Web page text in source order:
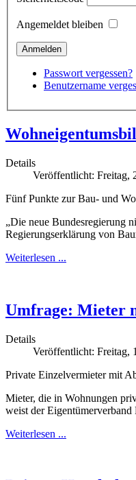
Angemeldet bleiben
Passwort vergessen?
Benutzername
Details
Veröffentlicht: Freitag,
Fünf Punkte zur Bau- und
„Die neue Bundesregierung
Regierungserklärung von
Weiterlesen ...
Umfrage: Mieter
Details
Veröffentlicht: Freitag,
Private Einzelvermieter mit
Mieter, die in Wohnungen
weist der
Weiterlesen ...